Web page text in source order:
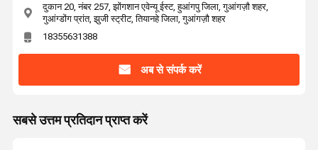
दुकान 20, नंबर 257, झोंगशान एवेन्यू ईस्ट, हुआंगपु जिला, गुआंगज़ौ शहर,
गुआंग्डोंग प्रांत, झुजी स्ट्रीट, तियानहे जिला, गुआंगज़ौ शहर
18355631388
अब से संपर्क करें
सबसे उत्तम प्रतिदान प्राप्त करें